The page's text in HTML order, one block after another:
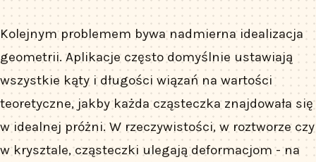
Kolejnym problemem bywa nadmierna idealizacja
geometrii. Aplikacje często domyślnie ustawiają
wszystkie kąty i długości wiązań na wartości
teoretyczne, jakby każda cząsteczka znajdowała się
w idealnej próżni. W rzeczywistości, w roztworze czy
w krysztale, cząsteczki ulegają deformacjom - na